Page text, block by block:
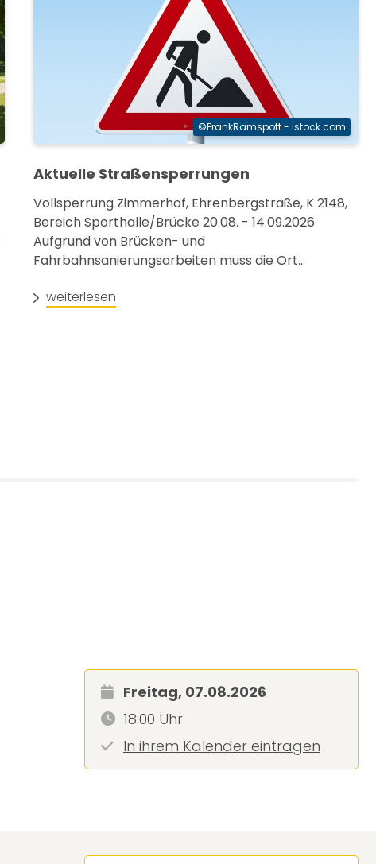
©FrankRamspott - istock.com
Aktuelle Straßensperrungen
Vollsperrung Zimmerhof, Ehrenbergstraße, K 2148,
Bereich Sporthalle/Brücke 20.08. - 14.09.2026
Aufgrund von Brücken- und
Fahrbahnsanierungsarbeiten muss die Ort...
weiterlesen
Freitag, 07.08.2026
18:00 Uhr
In ihrem Kalender eintragen